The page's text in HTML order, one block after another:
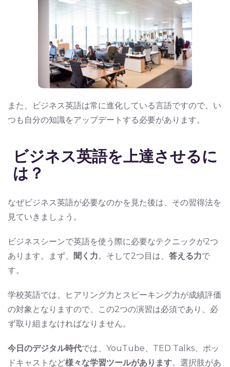
また、ビジネス英語は常に進化している言語ですので、い
つも自分の知識をアップデートする必要があります。
ビジネス英語を上達させるに
は？
なぜビジネス英語が必要なのかを見た後は、その習得法を
見ていきましょう。
ビジネスシーンで英語を使う際に必要なテクニックが2つ
あります。まず、
聞く力。そして2つ目は、 答える力で
す。
学校英語では、ヒアリング力とスピーキング力が成績評価
の対象となりますので、この2つの演習は必須であり、必
ず取り組まなければなりません。
今日のデジタル時代では、YouTube、TED Talks、ポッ
ドキャストなど様々な学習ツールがあります。選択肢があ